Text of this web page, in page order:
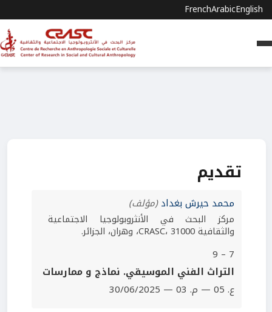
FrenchArabicEnglish
تقديم
محمد حيرش بغداد(مؤلف)
مركز البحث في الأنثروبولوجيا الاجتماعية
والثقافية CRASC، 31000، وهران، الجزائر.
7 – 9
‫التراث الفني الموسيقي. نماذج و ممارسات
ع. 05 — م. 03 — 30/06/2025